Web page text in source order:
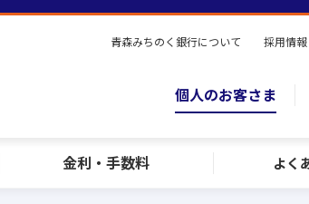
金利・手数料 よく
青森みちのく銀行について 採用情報
個人のお客さま